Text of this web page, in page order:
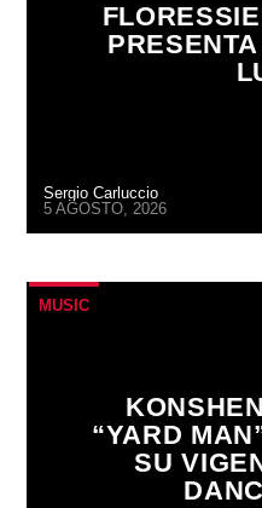
Sergio Carluccio
5 AGOSTO, 2026
MUSIC
“YARD
SU